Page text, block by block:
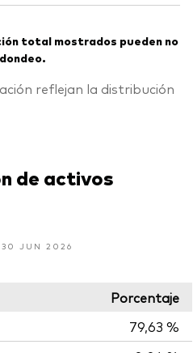
total mostrados pueden no
reflejan la distribución
de activos
30 JUN 2026
Porcentaje
79,63 %